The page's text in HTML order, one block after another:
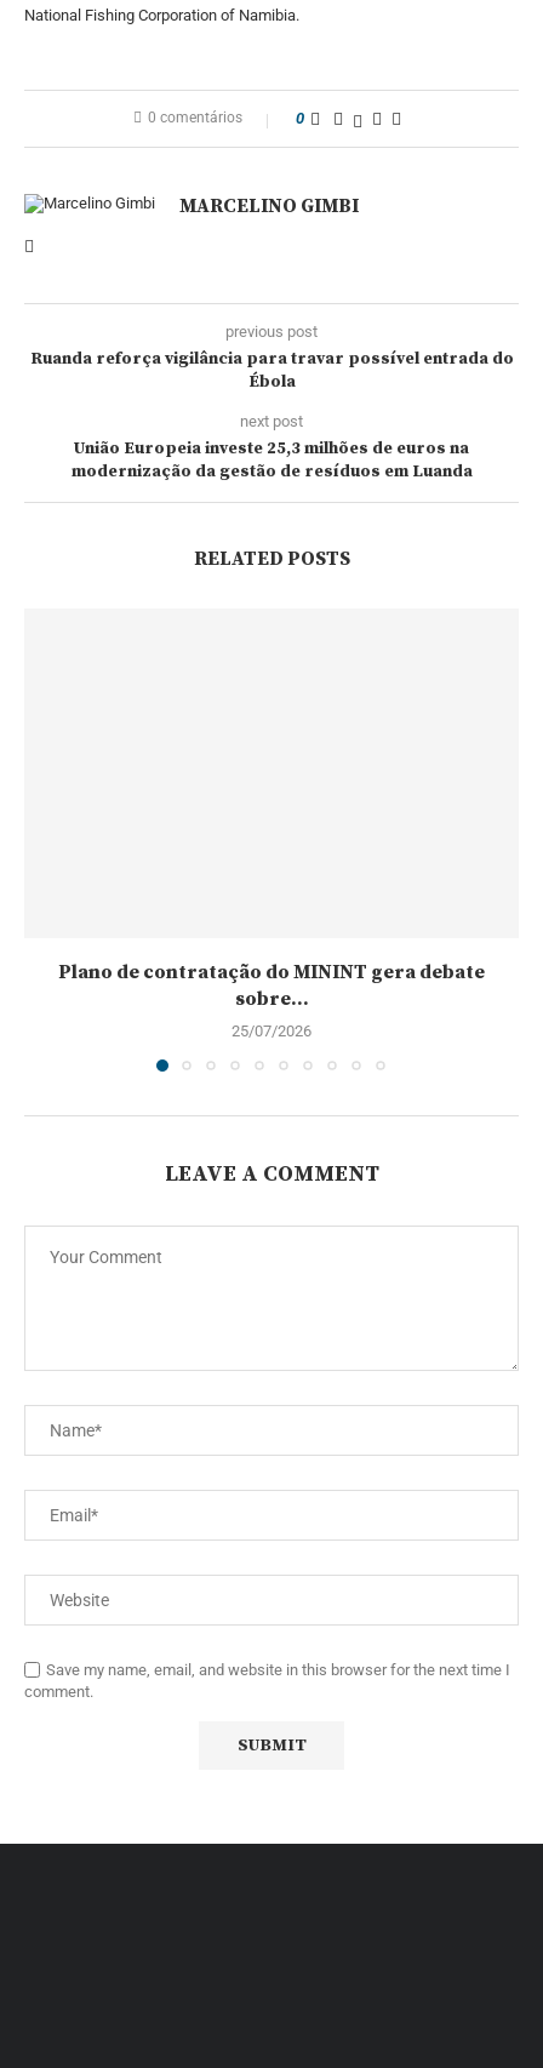
National Fishing Corporation of Namibia.
0 comentários 0
MARCELINO GIMBI
previous post
Ruanda reforça vigilância para travar possível entrada do
Ébola
next post
União Europeia investe 25,3 milhões de euros na
modernização da gestão de resíduos em Luanda
RELATED POSTS
Plano de contratação do MININT gera debate
sobre...
25/07/2026
LEAVE A COMMENT
Save my name, email, and website in this browser for the next time I
comment.